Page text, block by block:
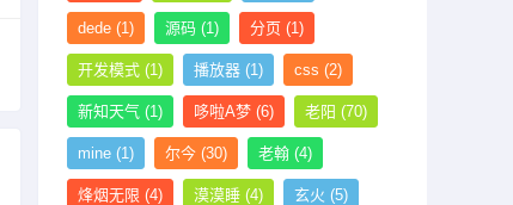
dede (1) 源码 (1) 分页 (1)
开发模式 (1) 播放器 (1) css (2)
新知天气 (1) 哆啦A梦 (6) 老阳 (70)
mine (1) 尔今 (30) 老翰 (4)
烽烟无限 (4) 漠漠睡 (4) 玄火 (5)